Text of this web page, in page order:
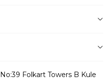
Folkart Towers B Kule